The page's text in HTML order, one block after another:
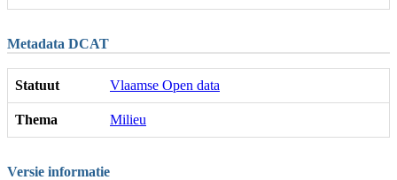
Metadata DCAT
Statuut Vlaamse Open data
Thema Milieu
Versie informatie